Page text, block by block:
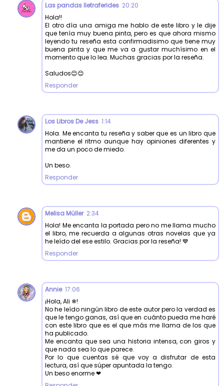
Las pandas lletraferides 20:20
Hola!!
El otro día una amiga me hablo de este libro y le dije
que tenía muy buena pinta, pero es que ahora mismo
leyendo tu reseña esta confirmadisimo que tiene muy
buena pinta y que me va a gustar muchísimo en el
momento que lo lea. Muchas gracias por la reseña.
Saludos😊😊
Responder
Los Libros De Jess 1:14
Hola. Me encanta tu reseña y saber que es un libro que
mantiene el ritmo aunque hay opiniones diferentes y
me da un poco de miedo.
Un beso.
Responder
Melisa Müller 2:34
Hola! Me encanta la portada pero no me llama mucho
el libro, me recuerda a algunas otras novelas que ya
he leído del ese estilo. Gracias por la reseña! 💙
Responder
Annie 17:06
¡Hola, Ali ❄!
No he leído ningún libro de este autor pero la verdad es
que le tengo ganas, así que en cuánto pueda me haré
con este libro que es el que más me llama de los que
ha publicado.
Me encanta que sea una historia intensa, con giros y
que nada sea lo que parece.
Por lo que cuentas sé que voy a disfrutar de esta
lectura, así que súper apuntada la tengo.
Un beso enorme ❤